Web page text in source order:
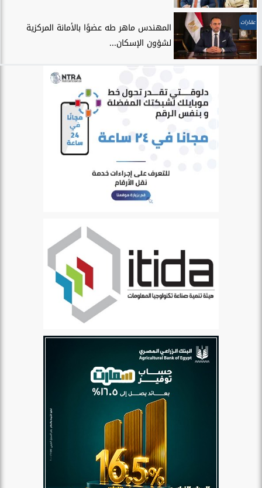
عقارات
المهندس ماهر طه عضوًا بالأمانة المركزية
لشؤون الإسكان...